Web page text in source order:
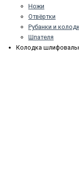
Ножи
Отвёртки
Рубанки и
Шпателя
Колодка